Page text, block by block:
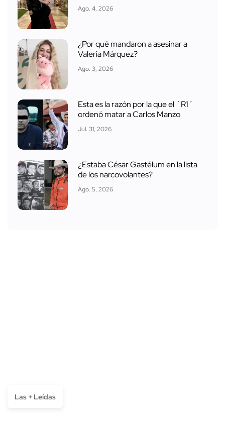
Ago. 4, 2026
¿Por qué mandaron a asesinar a
Valeria Márquez?
Ago. 3, 2026
Esta es la razón por la que el ´R1´
ordenó matar a Carlos Manzo
Jul. 31, 2026
¿Estaba César Gastélum en la lista
de los narcovolantes?
Ago. 5, 2026
Las + Leídas